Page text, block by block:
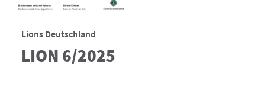
Lions Deutschland
LION 6/2025